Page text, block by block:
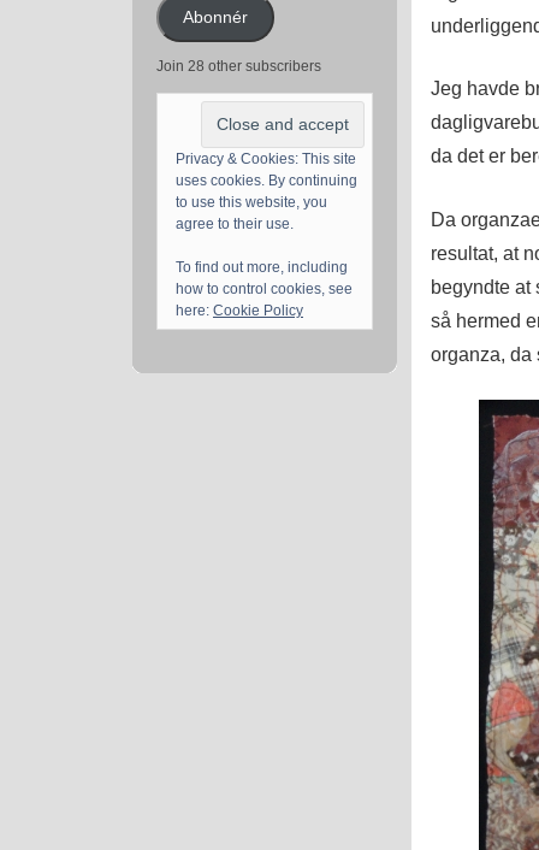
adresseAbonnér
Join 28 other subscribers
Privacy & Cookies: This site
uses cookies. By continuing
to use this website, you
agree to their use.
To find out more, including
how to control cookies, see
here: Cookie Policy
Jeg havde
da det er
Da
resultat, at
begyndte at
så hermed
organza, da